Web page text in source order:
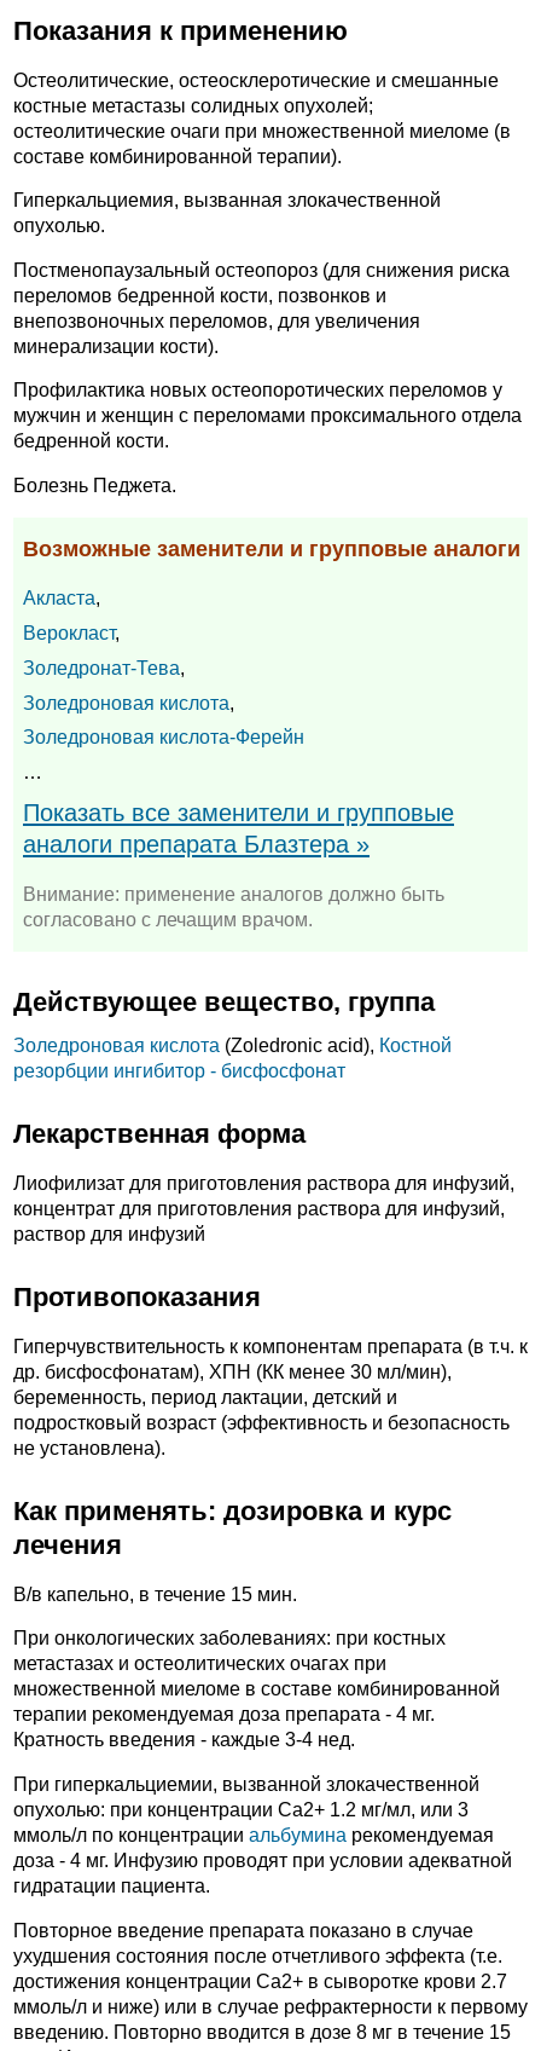
Показания к применению
Остеолитические, остеосклеротические и смешанные
костные метастазы солидных опухолей;
остеолитические очаги при множественной миеломе (в
составе комбинированной терапии).
Гиперкальциемия, вызванная злокачественной
опухолью.
Постменопаузальный остеопороз (для снижения риска
переломов бедренной кости, позвонков и
внепозвоночных переломов, для увеличения
минерализации кости).
Профилактика новых остеопоротических переломов у
мужчин и женщин с переломами проксимального отдела
бедренной кости.
Болезнь Педжета.
Возможные заменители и групповые аналоги
Акласта,
Верокласт,
Золедронат-Тева,
Золедроновая кислота,
Золедроновая кислота-Ферейн
…
Показать все заменители и групповые
аналоги препарата Блазтера »
Внимание: применение аналогов должно быть
согласовано с лечащим врачом.
Действующее вещество, группа
Золедроновая кислота (Zoledronic acid), Костной
резорбции ингибитор - бисфосфонат
Лекарственная форма
Лиофилизат для приготовления раствора для инфузий,
концентрат для приготовления раствора для инфузий,
раствор для инфузий
Противопоказания
Гиперчувствительность к компонентам препарата (в т.ч. к
др. бисфосфонатам), ХПН (КК менее 30 мл/мин),
беременность, период лактации, детский и
подростковый возраст (эффективность и безопасность
не установлена).
Как применять: дозировка и курс
лечения
В/в капельно, в течение 15 мин.
При онкологических заболеваниях: при костных
метастазах и остеолитических очагах при
множественной миеломе в составе комбинированной
терапии рекомендуемая доза препарата - 4 мг.
Кратность введения - каждые 3-4 нед.
При гиперкальциемии, вызванной злокачественной
опухолью: при концентрации Ca2+ 1.2 мг/мл, или 3
ммоль/л по концентрации альбумина рекомендуемая
доза - 4 мг. Инфузию проводят при условии адекватной
гидратации пациента.
Повторное введение препарата показано в случае
ухудшения состояния после отчетливого эффекта (т.е.
достижения концентрации Ca2+ в сыворотке крови 2.7
ммоль/л и ниже) или в случае рефрактерности к первому
введению. Повторно вводится в дозе 8 мг в течение 15